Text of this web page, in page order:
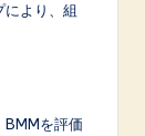
により、組
BMMを評価